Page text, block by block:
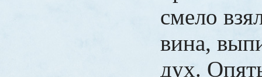
смело
вина,
дух.